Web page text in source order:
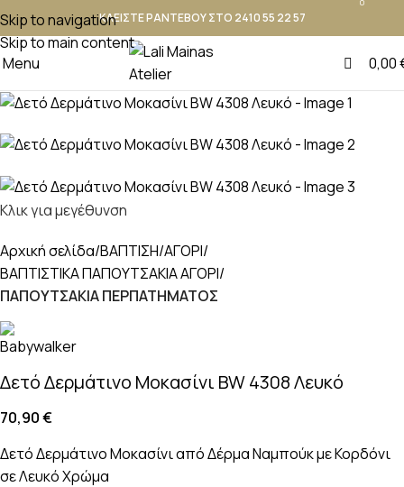
Skip to navigation
Skip to main content
ΚΛΕΙΣΤΕ ΡΑΝΤΕΒΟΥ ΣΤΟ 2410 55 22 57
Menu 0,00
Κλικ για μεγέθυνση
Αρχική σελίδα ΒΑΠΤΙΣΗ ΑΓΟΡΙ
ΒΑΠΤΙΣΤΙΚΑ ΠΑΠΟΥΤΣAKIA ΑΓΟΡΙ
ΠΑΠΟΥΤΣΑΚΙΑ ΠΕΡΠΑΤΗΜΑΤΟΣ
Δετό Δερμάτινο Μοκασίνι BW 4308 Λευκό
70,90€
Δετό Δερμάτινο Μοκασίνι από Δέρμα Ναμπούκ με Κορδόνι
σε Λευκό Χρώμα